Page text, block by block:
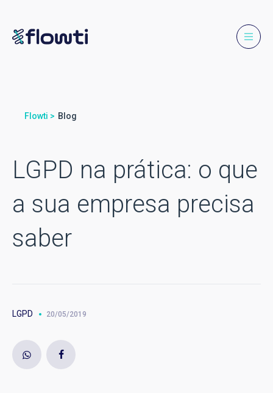
Flowti > Blog
LGPD na prática: o que
a sua empresa precisa
saber
LGPD 20/05/2019